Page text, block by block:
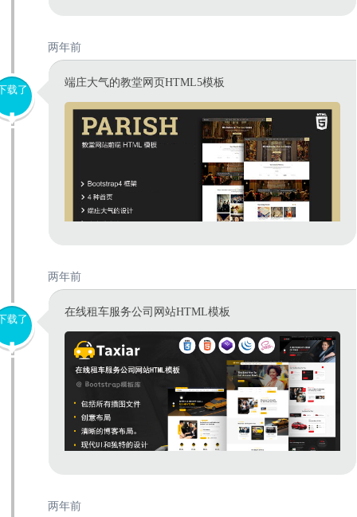
两年前
载了
端庄大气的教堂网页HTML5模板
两年前
载了
在线租车服务公司网站HTML模板
两年前